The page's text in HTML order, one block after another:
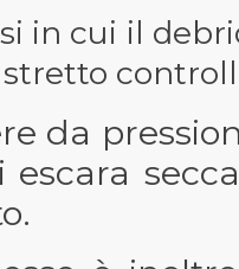
in cui il
da
escara